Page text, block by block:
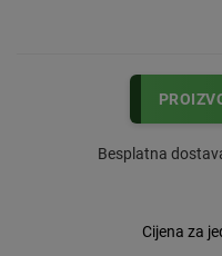
Besplatna
Cijena za